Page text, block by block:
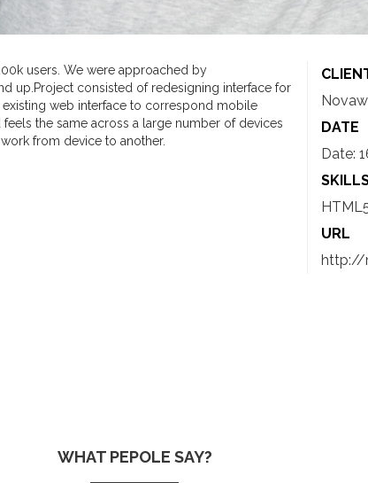
users. We were approached by
up. Project consisted of redesigning interface for
web interface to correspond mobile
the same across a large number of devices
from device to another.
DATE
Date:
URL
http://
WHAT PEPOLE SAY?